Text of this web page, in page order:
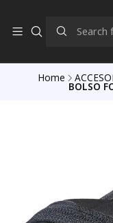
Home
BOLSO